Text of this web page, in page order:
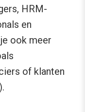
HRM-
en
ook meer
of klanten